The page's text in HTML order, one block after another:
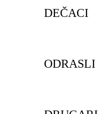
DEČACI
ODRASLI